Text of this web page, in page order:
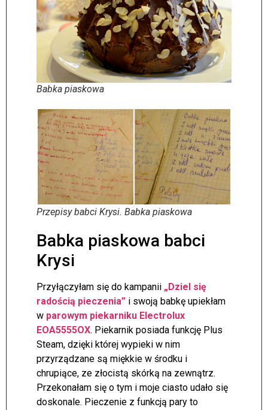
Babka piaskowa
Przepisy babci Krysi. Babka piaskowa
Babka piaskowa babci
Krysi
Przyłączyłam się do kampanii „Dziel się
radością pieczenia” i swoją babkę upiekłam
w parowym piekarniku Electrolux
EOA5555OX. Piekarnik posiada funkcję Plus
Steam, dzięki której wypieki w nim
przyrządzane są miękkie w środku i
chrupiące, ze złocistą skórką na zewnątrz.
Przekonałam się o tym i moje ciasto udało się
doskonale. Pieczenie z funkcją pary to